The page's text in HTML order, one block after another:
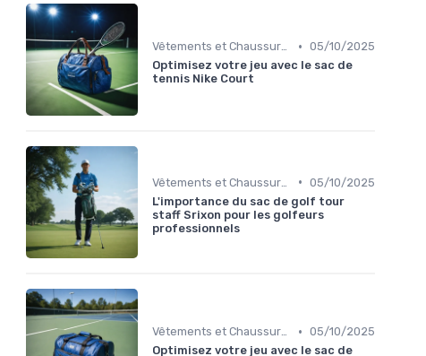
Vêtements et Chaussures de Sport • 05/10/2025
Optimisez votre jeu avec le sac de
tennis Nike Court
• 05/10/2025
L'importance du sac de golf tour
staff Srixon pour les golfeurs
professionnels
Vêtements et Chaussures de Sport • 05/10/2025
Optimisez votre jeu avec le sac de